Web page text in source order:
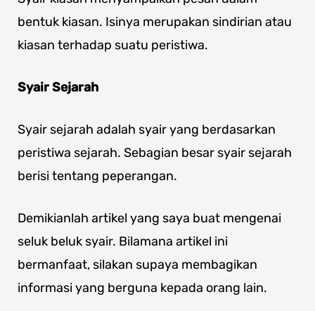
bentuk kiasan. Isinya merupakan sindirian atau
kiasan terhadap suatu peristiwa.
Syair Sejarah
Syair sejarah adalah syair yang berdasarkan
peristiwa sejarah. Sebagian besar syair sejarah
berisi tentang peperangan.
Demikianlah artikel yang saya buat mengenai
seluk beluk syair. Bilamana artikel ini
bermanfaat, silakan supaya membagikan
informasi yang berguna kepada orang lain.